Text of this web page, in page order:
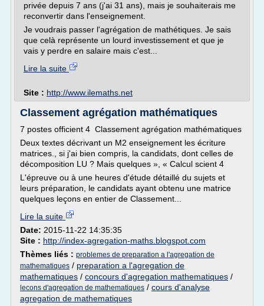
privée depuis 7 ans (j'ai 31 ans), mais je souhaiterais me
reconvertir dans l'enseignement.
Je voudrais passer l'agrégation de mathétiques. Je sais
que celà représente un lourd investissement et que je
vais y perdre en salaire mais c'est...
Lire la suite
Site : http://www.ilemaths.net
Classement agrégation mathématiques
7 postes officient 4 Classement agrégation mathématiques
Deux textes décrivant un M2 enseignement les écriture
matrices., si j'ai bien compris, la candidats, dont celles de
décomposition LU ? Mais quelques », « Calcul scient 4
L'épreuve ou à une heures d'étude détaillé du sujets et
leurs préparation, le candidats ayant obtenu une matrice
quelques leçons en entier de Classement...
Lire la suite
Date: 2015-11-22 14:35:35
Site : http://index-agregation-maths.blogspot.com
Thèmes liés : problemes de preparation a l'agregation de
mathematiques / preparation a l'agregation de
mathematiques / concours d'agregation mathematiques /
lecons d'agregation de mathematiques / cours d'analyse
agregation de mathematiques